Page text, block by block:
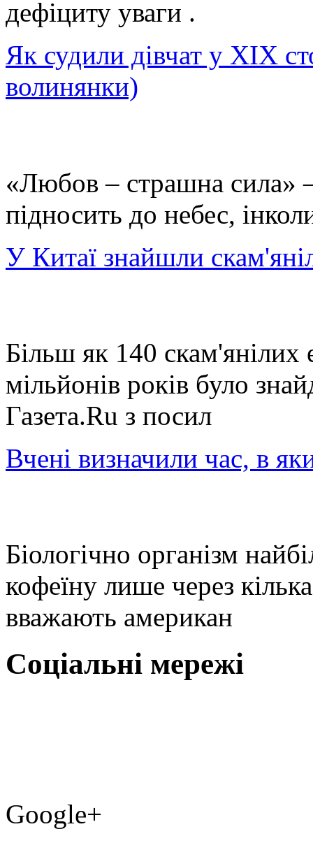
дефіциту уваги .
Як судили дівчат у ХІХ
волинянки)
«Любов – страшна сила»
підносить до небес,
У Китаї знайшли
Більш як 140 скам'янілих
мільйонів років було
Газета.Ru з посил
Вчені визначили час, в
Біологічно організм
кофеїну лише через
вважають американ
Соціальні мережі
Google+